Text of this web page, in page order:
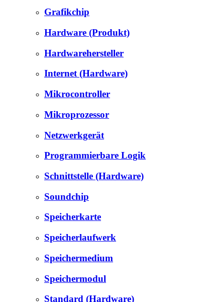
Grafikchip
Hardware (Produkt)
Hardwarehersteller
Internet (Hardware)
Mikrocontroller
Mikroprozessor
Netzwerkgerät
Programmierbare Logik
Schnittstelle (Hardware)
Soundchip
Speicherkarte
Speicherlaufwerk
Speichermedium
Speichermodul
Standard (Hardware)